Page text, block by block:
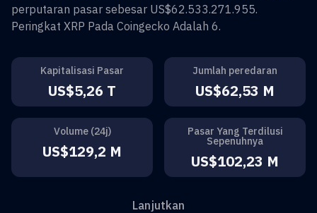
perputaran pasar sebesar US$62.533.271.955.
Peringkat XRP Pada Coingecko Adalah 6.
Kapitalisasi Pasar
US$5,26 T
Jumlah peredaran
US$62,53 M
Volume (24j)
US$129,2 M
Pasar Yang Terdilusi
Sepenuhnya
US$102,23 M
Lanjutkan